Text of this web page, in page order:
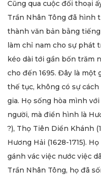
Cũng qua cuộc đối thoại
Trần Nhân Tông đã hình
thành văn bản bằng
làm chỉ nam cho sự phát
kéo dài tới gần bốn trăm
cho đến 1695. Đây là một
thế tục, không có sự
gia. Họ sống hòa mình
người, mà điển hình là
?), Thọ Tiên Diển Khánh
Hương Hải (1628-1715).
gánh vác việc nước việc
Trần Nhân Tông, họ đã